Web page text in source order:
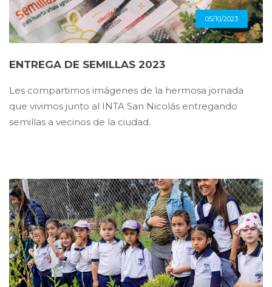
05/10/2023
ENTREGA DE SEMILLAS 2023
Les compartimos imágenes de la hermosa jornada
que vivimos junto al INTA San Nicolás entregando
semillas a vecinos de la ciudad.